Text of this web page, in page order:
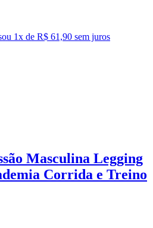
ou 1x de R$ 61,90 sem juros
Masculina Legging
Corrida e Treino